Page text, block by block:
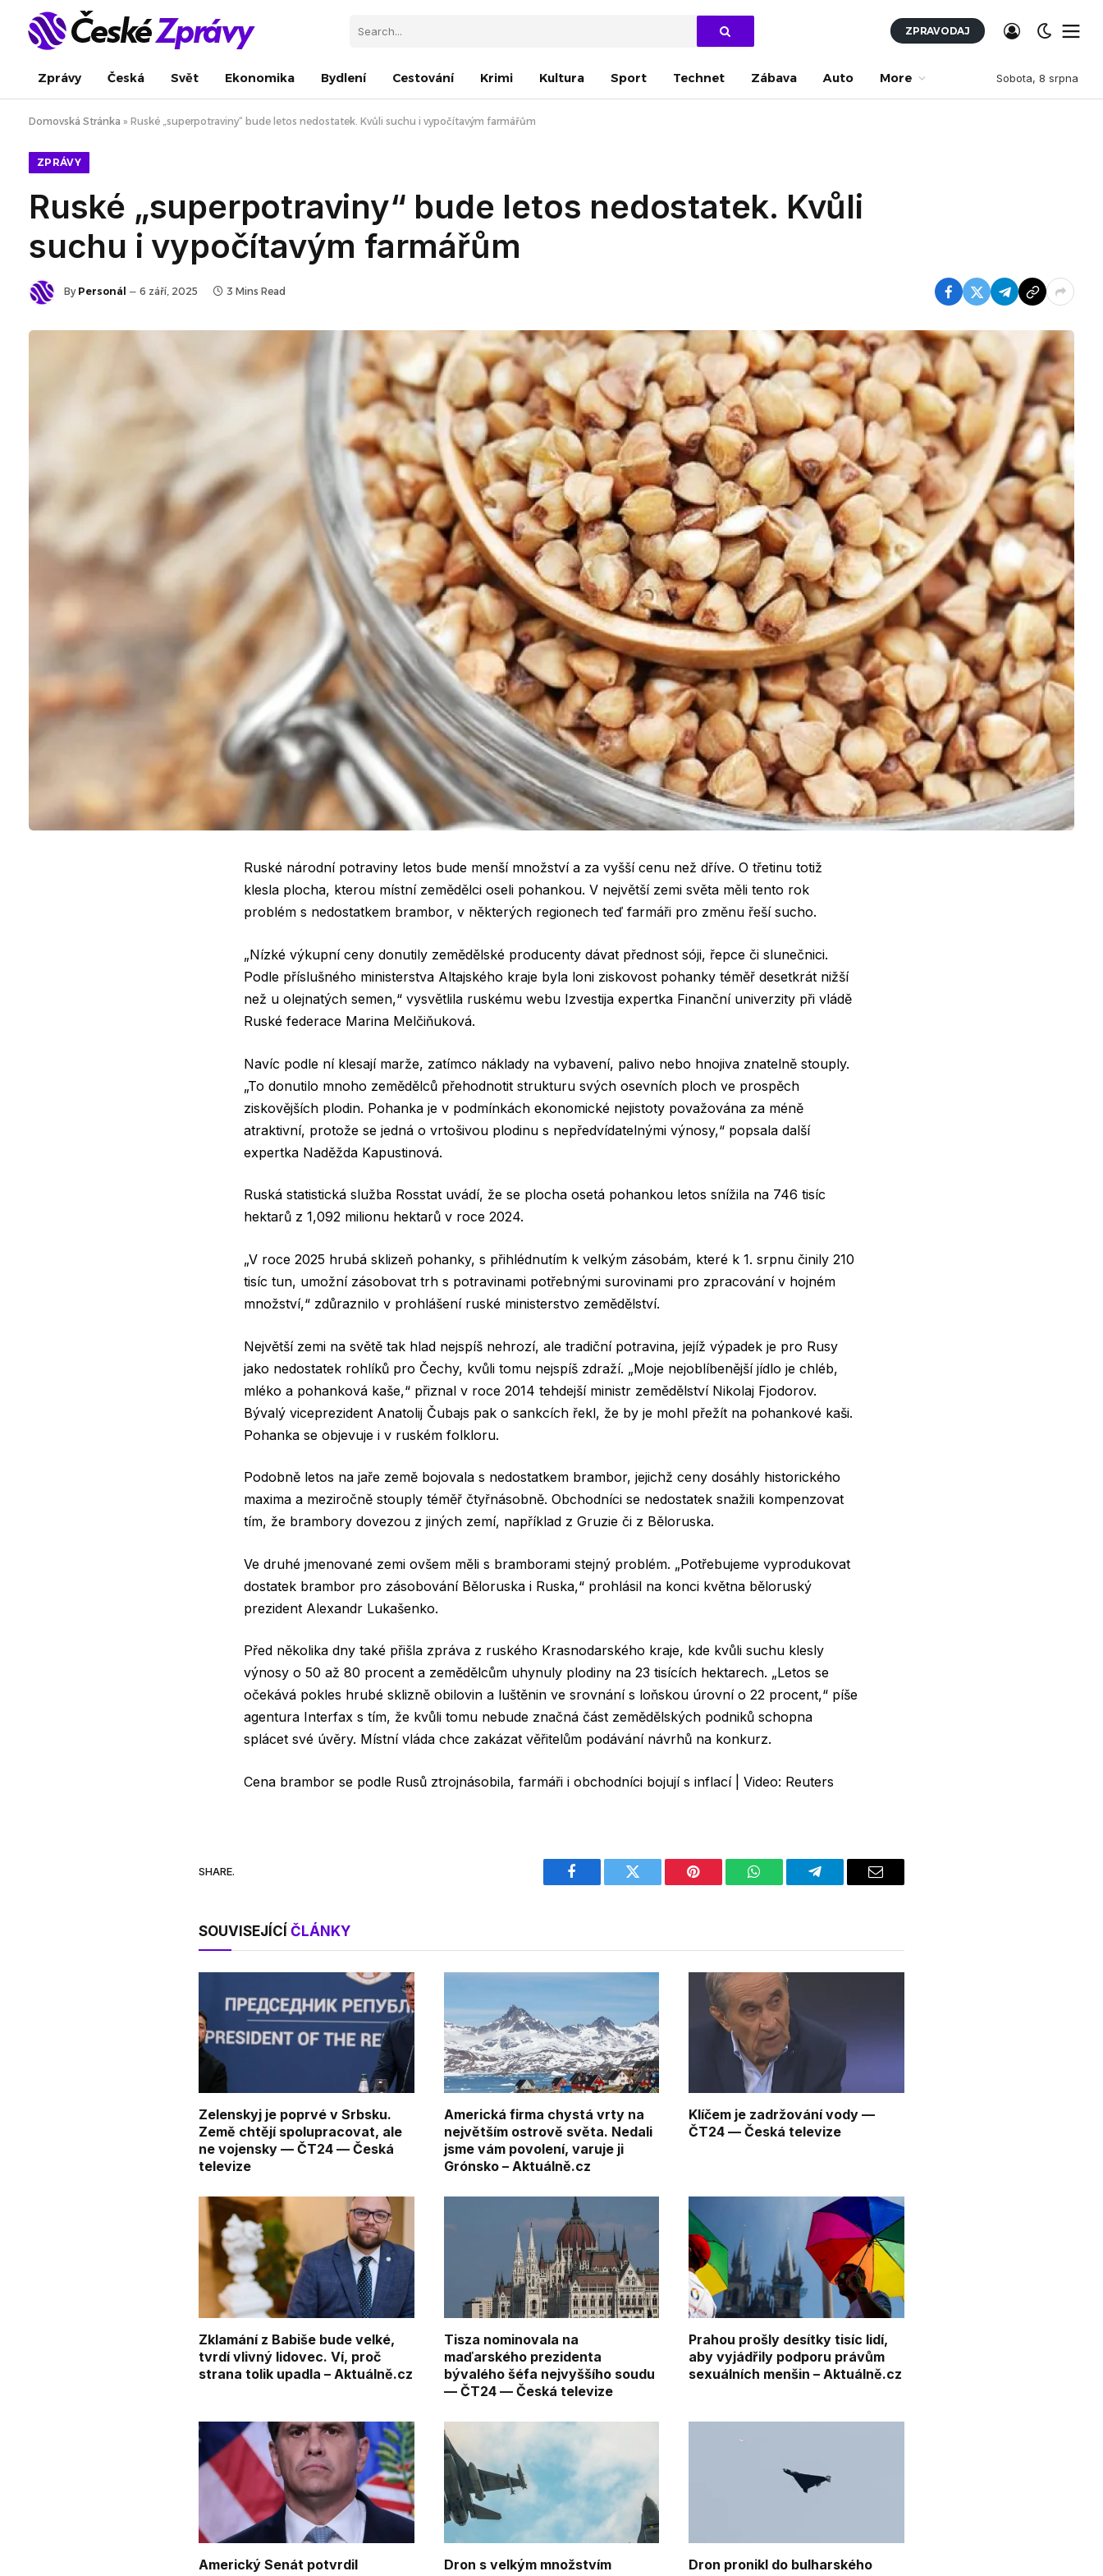
ZPRAVODAJ
Zprávy Česká Svět Ekonomika Bydlení Cestování Krimi Kultura Sport Technet Zábava Auto More Sobota, 8 srpna
Domovská Stránka » Ruské „superpotraviny“ bude letos nedostatek. Kvůli suchu i vypočítavým farmářům
ZPRÁVY
Ruské „superpotraviny“ bude letos nedostatek. Kvůli
suchu i vypočítavým farmářům
By Personál 6 září, 2025 3 Mins Read
Ruské národní potraviny letos bude menší množství a za vyšší cenu než dříve. O třetinu totiž
klesla plocha, kterou místní zemědělci oseli pohankou. V největší zemi světa měli tento rok
problém s nedostatkem brambor, v některých regionech teď farmáři pro změnu řeší sucho.
„Nízké výkupní ceny donutily zemědělské producenty dávat přednost sóji, řepce či slunečnici.
Podle příslušného ministerstva Altajského kraje byla loni ziskovost pohanky téměř desetkrát nižší
než u olejnatých semen,“ vysvětlila ruskému webu Izvestija expertka Finanční univerzity při vládě
Ruské federace Marina Melčiňuková.
Navíc podle ní klesají marže, zatímco náklady na vybavení, palivo nebo hnojiva znatelně stouply.
„To donutilo mnoho zemědělců přehodnotit strukturu svých osevních ploch ve prospěch
ziskovějších plodin. Pohanka je v podmínkách ekonomické nejistoty považována za méně
atraktivní, protože se jedná o vrtošivou plodinu s nepředvídatelnými výnosy,“ popsala další
expertka Naděžda Kapustinová.
Ruská statistická služba Rosstat uvádí, že se plocha osetá pohankou letos snížila na 746 tisíc
hektarů z 1,092 milionu hektarů v roce 2024.
„V roce 2025 hrubá sklizeň pohanky, s přihlédnutím k velkým zásobám, které k 1. srpnu činily 210
tisíc tun, umožní zásobovat trh s potravinami potřebnými surovinami pro zpracování v hojném
množství,“ zdůraznilo v prohlášení ruské ministerstvo zemědělství.
Největší zemi na světě tak hlad nejspíš nehrozí, ale tradiční potravina, jejíž výpadek je pro Rusy
jako nedostatek rohlíků pro Čechy, kvůli tomu nejspíš zdraží. „Moje nejoblíbenější jídlo je chléb,
mléko a pohanková kaše,“ přiznal v roce 2014 tehdejší ministr zemědělství Nikolaj Fjodorov.
Bývalý viceprezident Anatolij Čubajs pak o sankcích řekl, že by je mohl přežít na pohankové kaši.
Pohanka se objevuje i v ruském folkloru.
Podobně letos na jaře země bojovala s nedostatkem brambor, jejichž ceny dosáhly historického
maxima a meziročně stouply téměř čtyřnásobně. Obchodníci se nedostatek snažili kompenzovat
tím, že brambory dovezou z jiných zemí, například z Gruzie či z Běloruska.
Ve druhé jmenované zemi ovšem měli s bramborami stejný problém. „Potřebujeme vyprodukovat
dostatek brambor pro zásobování Běloruska i Ruska,“ prohlásil na konci května běloruský
prezident Alexandr Lukašenko.
Před několika dny také přišla zpráva z ruského Krasnodarského kraje, kde kvůli suchu klesly
výnosy o 50 až 80 procent a zemědělcům uhynuly plodiny na 23 tisících hektarech. „Letos se
očekává pokles hrubé sklizně obilovin a luštěnin ve srovnání s loňskou úrovní o 22 procent,“ píše
agentura Interfax s tím, že kvůli tomu nebude značná část zemědělských podniků schopna
splácet své úvěry. Místní vláda chce zakázat věřitelům podávání návrhů na konkurz.
Cena brambor se podle Rusů ztrojnásobila, farmáři i obchodníci bojují s inflací | Video: Reuters
SHARE.
Facebook Twitter Pinterest WhatsAppTelegram Email
SOUVISEJÍCÍČLÁNKY
Zelenskyj je poprvé v Srbsku.
Země chtějí spolupracovat, ale
ne vojensky — ČT24 — Česká
televize
Americká firma chystá vrty na
největším ostrově světa. Nedali
jsme vám povolení, varuje ji
Grónsko – Aktuálně.cz
Klíčem je zadržování vody —
ČT24 — Česká televize
Zklamání z Babiše bude velké,
tvrdí vlivný lidovec. Ví, proč
strana tolik upadla – Aktuálně.cz
Tisza nominovala na
maďarského prezidenta
bývalého šéfa nejvyššího soudu
— ČT24 — Česká televize
Prahou prošly desítky tisíc lidí,
aby vyjádřily podporu právům
sexuálních menšin – Aktuálně.cz
Americký Senát potvrdil
Dron s velkým množstvím
Dron pronikl do bulharského